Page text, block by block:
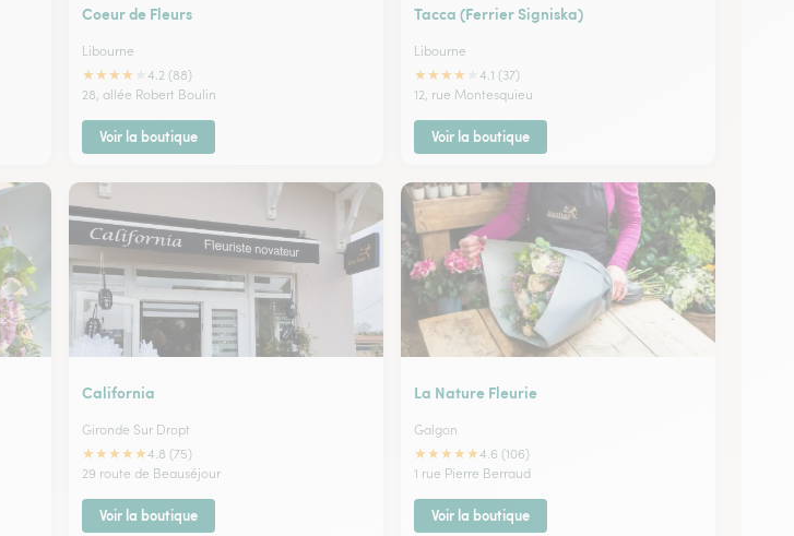
Coeur de Fleurs
Libourne
★★★★
4.2 (88)
28, allée Robert Boulin
Voir la boutique
Tacca (Ferrier Signiska)
Libourne
★★★★
4.1 (37)
12, rue Montesquieu
Voir la boutique
California
Gironde Sur Dropt
★★★★★4.8 (75)
29 route de Beauséjour
Voir la boutique
La Nature Fleurie
Galgon
★★★★★4.6 (106)
1 rue Pierre Berraud
Voir la boutique